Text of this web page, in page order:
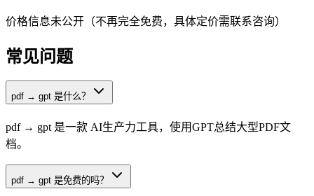
价格信息未公开（不再完全免费，具体定价需联系咨询）
常见问题
pdf → gpt 是什么？
pdf → gpt 是一款 AI生产力工具，使用GPT总结大型PDF文
档。
pdf → gpt 是免费的吗？